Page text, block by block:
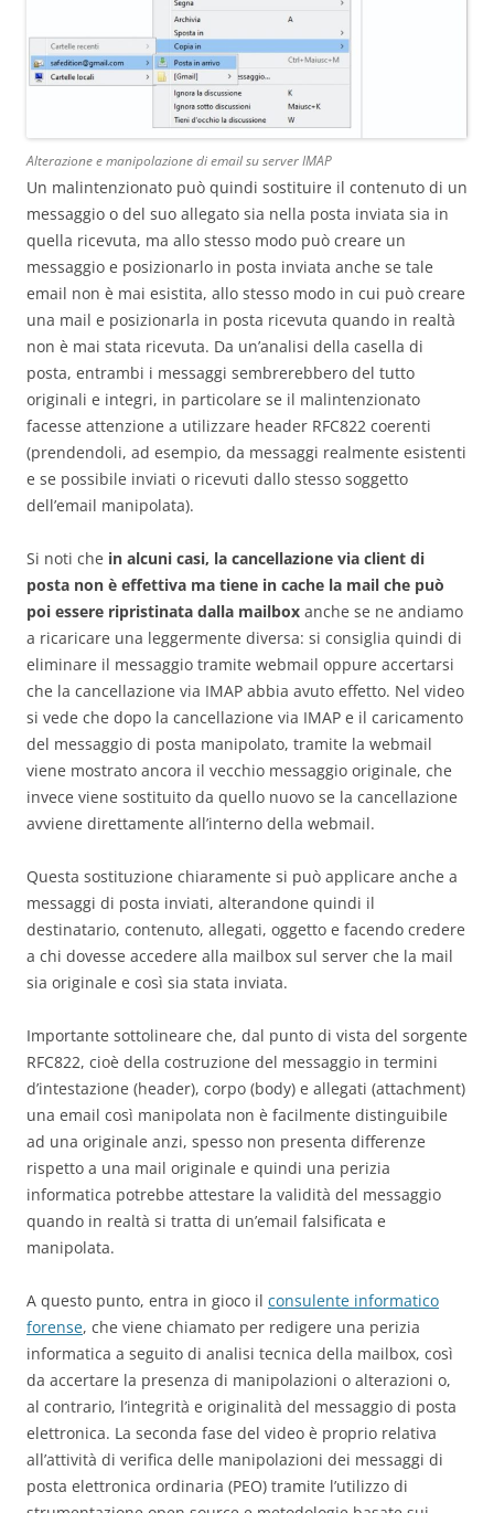
Alterazione e manipolazione di email su server IMAP
Un malintenzionato può quindi sostituire il contenuto di un
messaggio o del suo allegato sia nella posta inviata sia in
quella ricevuta, ma allo stesso modo può creare un
messaggio e posizionarlo in posta inviata anche se tale
email non è mai esistita, allo stesso modo in cui può creare
una mail e posizionarla in posta ricevuta quando in realtà
non è mai stata ricevuta. Da un’analisi della casella di
posta, entrambi i messaggi sembrerebbero del tutto
originali e integri, in particolare se il malintenzionato
facesse attenzione a utilizzare header RFC822 coerenti
(prendendoli, ad esempio, da messaggi realmente esistenti
e se possibile inviati o ricevuti dallo stesso soggetto
dell’email manipolata).
Si noti che in alcuni casi, la cancellazione via client di
posta non è effettiva ma tiene in cache la mail che può
poi essere ripristinata dalla mailbox anche se ne andiamo
a ricaricare una leggermente diversa: si consiglia quindi di
eliminare il messaggio tramite webmail oppure accertarsi
che la cancellazione via IMAP abbia avuto effetto. Nel video
si vede che dopo la cancellazione via IMAP e il caricamento
del messaggio di posta manipolato, tramite la webmail
viene mostrato ancora il vecchio messaggio originale, che
invece viene sostituito da quello nuovo se la cancellazione
avviene direttamente all’interno della webmail.
Questa sostituzione chiaramente si può applicare anche a
messaggi di posta inviati, alterandone quindi il
destinatario, contenuto, allegati, oggetto e facendo credere
a chi dovesse accedere alla mailbox sul server che la mail
sia originale e così sia stata inviata.
Importante sottolineare che, dal punto di vista del sorgente
RFC822, cioè della costruzione del messaggio in termini
d’intestazione (header), corpo (body) e allegati (attachment)
una email così manipolata non è facilmente distinguibile
ad una originale anzi, spesso non presenta differenze
rispetto a una mail originale e quindi una perizia
informatica potrebbe attestare la validità del messaggio
quando in realtà si tratta di un’email falsificata e
manipolata.
A questo punto, entra in gioco il consulente informatico
forense, che viene chiamato per redigere una perizia
informatica a seguito di analisi tecnica della mailbox, così
da accertare la presenza di manipolazioni o alterazioni o,
al contrario, l’integrità e originalità del messaggio di posta
elettronica. La seconda fase del video è proprio relativa
all’attività di verifica delle manipolazioni dei messaggi di
posta elettronica ordinaria (PEO) tramite l’utilizzo di